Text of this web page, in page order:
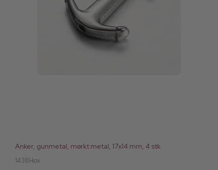
Anker, gunmetal, mørkt metal, 17x14 mm, 4 stk
1438Hox